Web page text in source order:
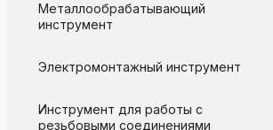
Металлообрабатывающий
инструмент
Электромонтажный инструмент
Инструмент для работы с
резьбовыми соединениями